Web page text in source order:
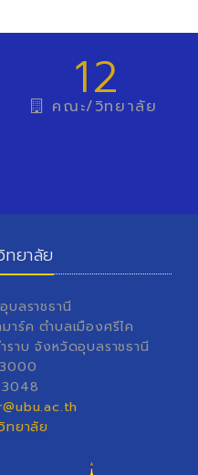
12
คณะ/วิทยาลัย
ยาลัย
บลราชธานี
าร์ค ตำบลเมืองศรีไค
ราบ จังหวัดอุบลราชธานี
ทยาลัย